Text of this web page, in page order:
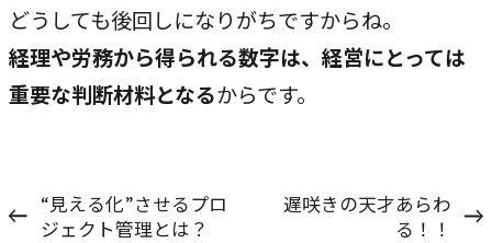
どうしても後回しになりがちですからね。
経理や労務から得られる数字は、経営にとっては
重要な判断材料となるからです。
“見える化”させるプロ
ジェクト管理とは？
遅咲きの天才あらわ
る！！